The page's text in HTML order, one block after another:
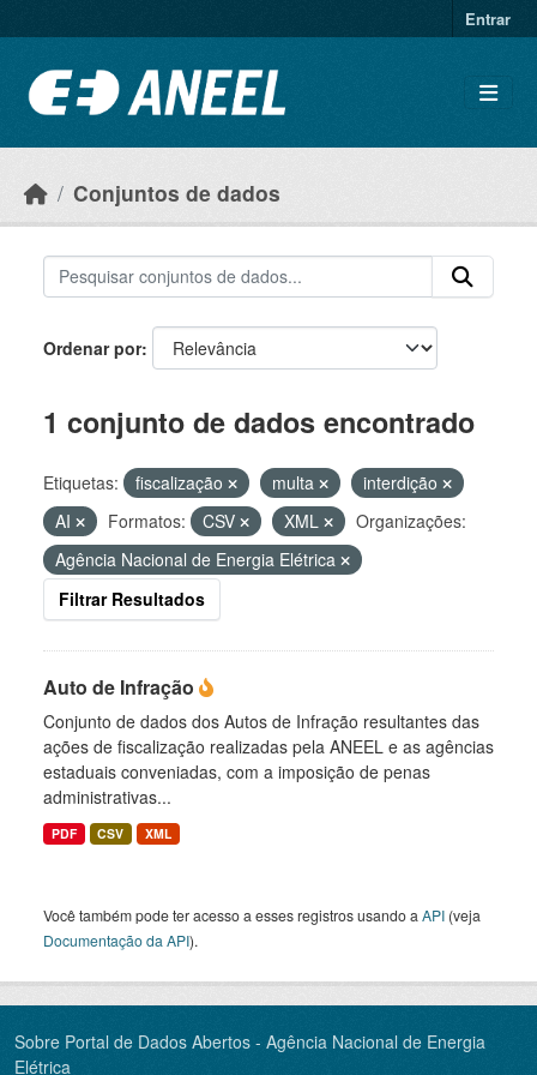
Entrar
Conjuntos de dados
Ordenar por
1 conjunto de dados encontrado
Etiquetas: fiscalização multa
interdição
AI
Formatos: CSV XML
Organizações:
Agência Nacional de Energia Elétrica
Filtrar Resultados
Auto de Infração
Conjunto de dados dos Autos de Infração resultantes das
ações de fiscalização realizadas pela ANEEL e as agências
estaduais conveniadas, com a imposição de penas
administrativas...
PDF CSV XML
Você também pode ter acesso a esses registros usando a API (veja
Documentação da API).
Sobre Portal de Dados Abertos - Agência Nacional de Energia
Elétrica